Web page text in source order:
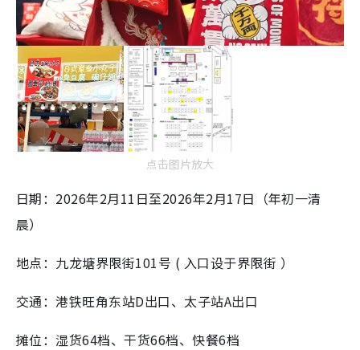
点击图片放大
日期：2026年2月11日至2026年2月17日（年初一清
晨）
地点：九龙塘界限街101号 ( 入口设于界限街 ）
交通：港铁旺角东站D出口、太子站A出口
摊位：湿货64档、干货66档、快餐6档